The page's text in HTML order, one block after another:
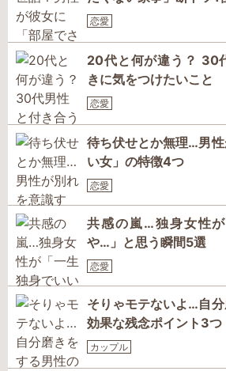
恋愛
20代と何が違う？ 30
きに気をつけたいこと
恋愛
待ち伏せとか無理…男
い女」の特徴4つ
恋愛
共感の嵐…独身女性
や…」と思う瞬間5選
恋愛
そりゃモテないよ…自
効果な残念ポイント3つ
カップル